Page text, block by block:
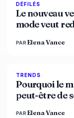
DÉFILÉS
Le nouveau
mode veut
PAR Elena Vance
TRENDS
Pourquoi le
peut-être de
PAR Elena Vance